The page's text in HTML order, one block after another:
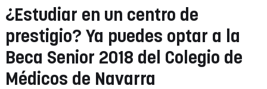
¿Estudiar en un centro de
prestigio? Ya puedes optar a la
Beca Senior 2018 del Colegio de
Médicos de Navarra